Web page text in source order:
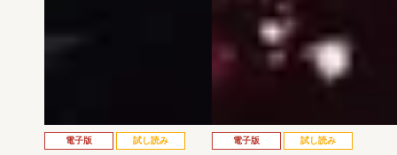
電子版 試し読み 電子版 試し読み